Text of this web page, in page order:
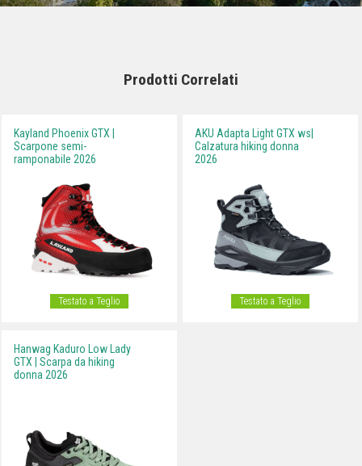
Prodotti Correlati
Kayland Phoenix GTX |
Scarpone semi-
ramponabile 2026
Testato a Teglio
AKU Adapta Light GTX ws|
Calzatura hiking donna
2026
Testato a Teglio
Hanwag Kaduro Low Lady
GTX | Scarpa da hiking
donna 2026